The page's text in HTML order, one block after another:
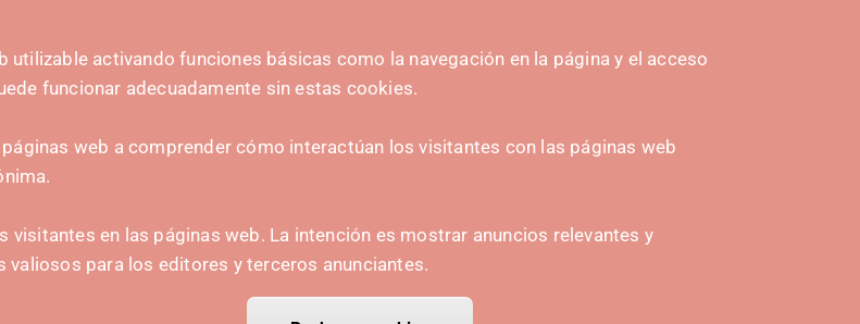
HARREMANETARAKO
(+34) 628 23 12 32
Prentsa-kita
Navarra Cybersecurity Center
Ekintzailetza babestea
utilizable activando funciones básicas como la navegación en la página y el acceso
funcionar adecuadamente sin estas cookies.
web a comprender cómo interactúan los visitantes con las páginas web
en las páginas web. La intención es mostrar anuncios relevantes y
para los editores y terceros anunciantes.